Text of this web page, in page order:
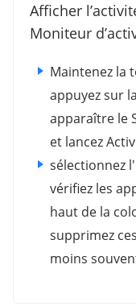
Afficher
Moniteur
Maintenez la
appuyez sur
apparaître le
et lancez
sélectionnez
vérifiez les
haut de la
supprimez
moins